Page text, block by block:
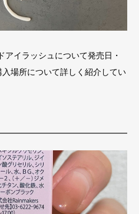
イラッシュについて発売日・
場所について詳しく紹介してい